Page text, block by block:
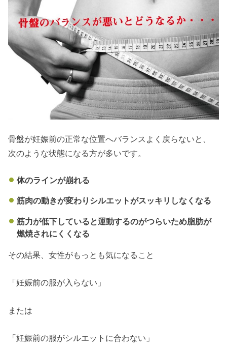
骨盤が妊娠前の正常な位置へバランスよく戻らないと、
次のような状態になる方が多いです。
体のラインが崩れる
筋肉の動きが変わりシルエットがスッキリしなくなる
筋力が低下していると運動するのがつらいため脂肪が
燃焼されにくくなる
その結果、女性がもっとも気になること
「妊娠前の服が入らない」
または
「妊娠前の服がシルエットに合わない」